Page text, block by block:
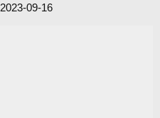
2023-09-16